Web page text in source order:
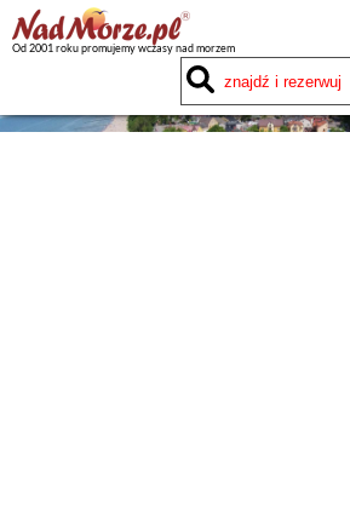
Od 2001 roku promujemy wczasy nad morzem